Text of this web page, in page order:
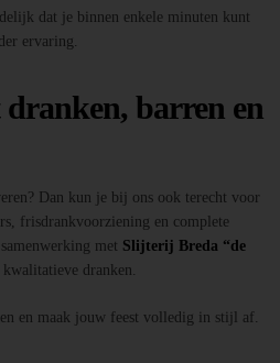
dat je binnen enkele minuten kunt
ervaring.
barren en
Dan kun je bij ons ook terecht voor
frisdrankvoorziening en complete
met Slijterij Breda “de
dranken.
en maak jouw feest volledig in stijl af.